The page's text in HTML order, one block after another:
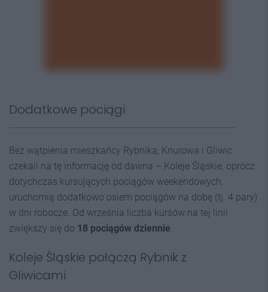
Dodatkowe pociągi
Bez wątpienia mieszkańcy Rybnika, Knurowa i Gliwic
czekali na tę informację od dawna – Koleje Śląskie, oprócz
dotychczas kursujących pociągów weekendowych,
uruchomią dodatkowo osiem pociągów na dobę (tj. 4 pary)
w dni robocze. Od września liczba kursów na tej linii
zwiększy się do 18 pociągów dziennie
Koleje Śląskie połączą Rybnik z
Gliwicami